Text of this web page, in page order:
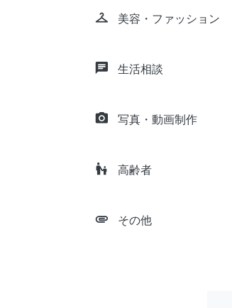
checkroom 美容・ファッション
chat 生活相談
camera_alt 写真・動画制作
escalator_warning 高齢者
attachment その他